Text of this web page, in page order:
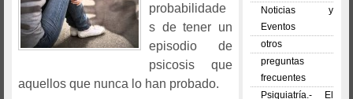
probabilidade
s de tener un
episodio de
psicosis que
aquellos que nunca lo han probado.
Noticias y
Eventos
otros
preguntas
frecuentes
Psiquiatría.- El